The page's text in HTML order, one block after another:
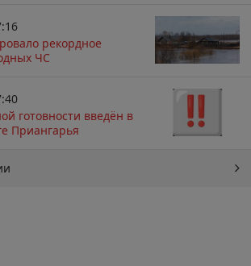
рекордное
ЧС
готовности введён в
Приангарья